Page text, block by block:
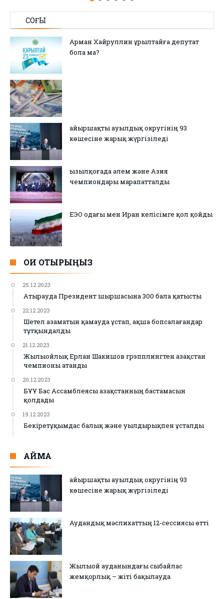
СОҢҒЫ
Арман Хайруллин Құрылтайға депутат
бола ма?
Қайыршақты ауылдық округінің 93
көшесіне жарық жүргізіледі
Қызылқоғада әлем және Азия
чемпиондары марапатталды
ЕЭО одағы мен Иран келісімге қол қойды
ОҚИ ОТЫРЫҢЫЗ
25.12.2023
Атырауда Президент шыршасына 300 бала қатысты
22.12.2023
Шетел азаматын қамауда ұстап, ақша бопсалағандар
тұтқындалды
21.12.2023
Жылыойлық Ерлан Шакишов грэпплингтен Қазақстан
чемпионы атанды
20.12.2023
БҰҰ Бас Ассамблеясы Қазақстанның бастамасын
қолдады
19.12.2023
Бекіретұқымдас балық және уылдырықпен ұсталды
АЙМАҚ
Қайыршақты ауылдық округінің 93
көшесіне жарық жүргізіледі
Аудандық мәслихаттың 12-сессиясы өтті
Жылыой ауданындағы сыбайлас
жемқорлық – жіті бақылауда